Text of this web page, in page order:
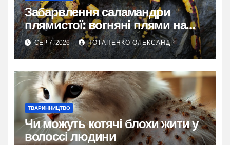
Забарвлення саламандри
плямистої: вогняні плями на
чорному тлі
СЕР 7, 2026 ПОТАПЕНКО ОЛЕКСАНДР
ТВАРИННИЦТВО
Чи можуть котячі блохи жити у
волоссі людини